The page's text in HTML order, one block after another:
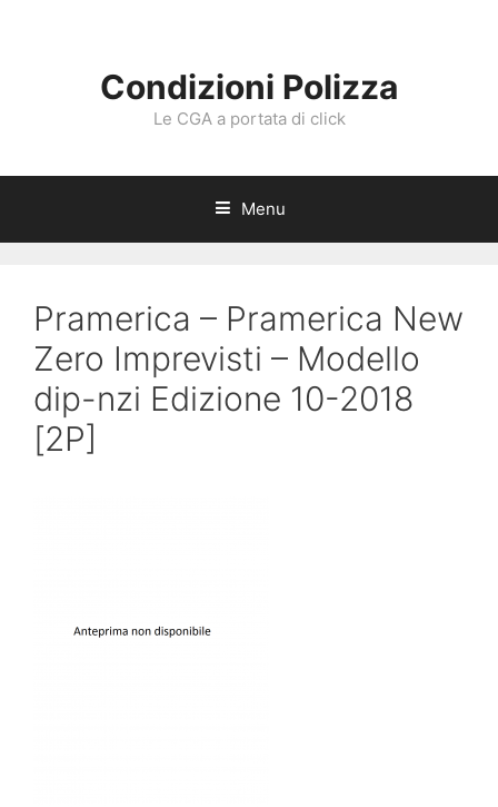
Condizioni Polizza
Le CGA a portata di click
Menu
Pramerica – Pramerica New
Zero Imprevisti – Modello
dip-nzi Edizione 10-2018
[2P]